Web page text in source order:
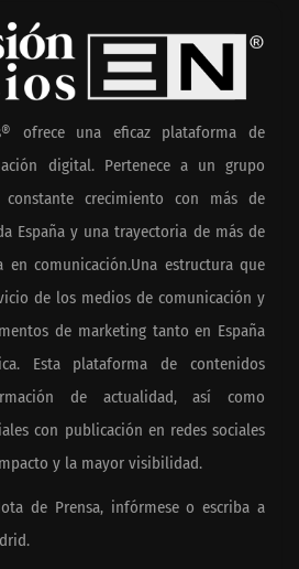
ofrece una eficaz plataforma de
digital. Pertenece a un grupo
crecimiento con más de
España y una trayectoria de más de
en comunicación.Una estructura que
de los medios de comunicación y
de marketing tanto en España
Esta plataforma de contenidos
de actualidad, así como
con publicación en redes sociales
y la mayor visibilidad.
de Prensa, infórmese o escriba a